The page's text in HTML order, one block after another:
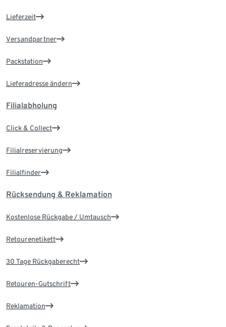
Lieferzeit
Versandpartner
Packstation
Lieferadresse ändern
Filialabholung
Click & Collect
Filialreservierung
Filialfinder
Rücksendung & Reklamation
Kostenlose Rückgabe / Umtausch
Retourenetikett
30 Tage Rückgaberecht
Retouren-Gutschrift
Reklamation